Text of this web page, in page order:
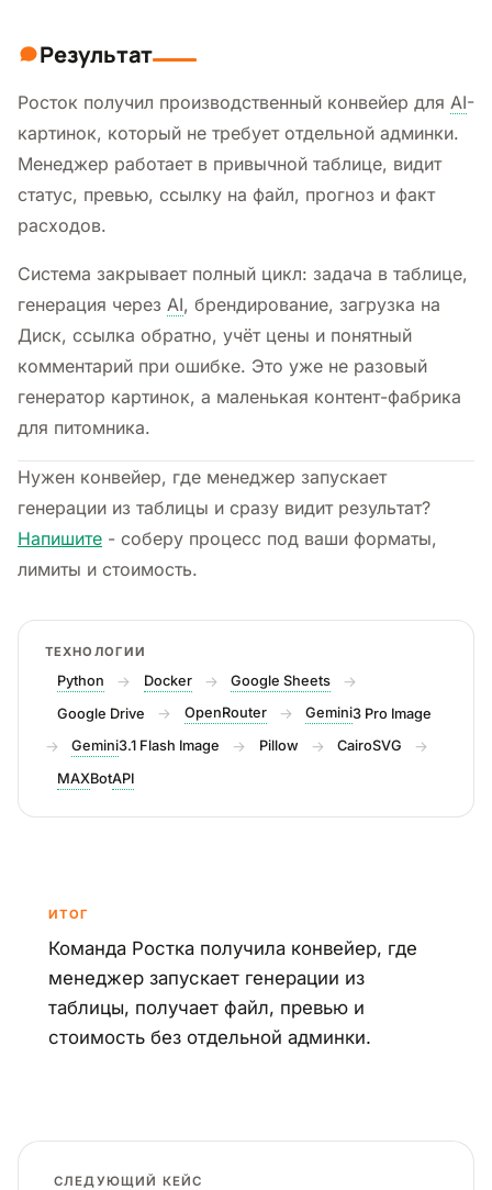
Результат
Росток получил производственный конвейер для AI-
картинок, который не требует отдельной админки.
Менеджер работает в привычной таблице, видит
статус, превью, ссылку на файл, прогноз и факт
расходов.
Система закрывает полный цикл: задача в таблице,
генерация через AI, брендирование, загрузка на
Диск, ссылка обратно, учёт цены и понятный
комментарий при ошибке. Это уже не разовый
генератор картинок, а маленькая контент-фабрика
для питомника.
Нужен конвейер, где менеджер запускает
генерации из таблицы и сразу видит результат?
Напишите - соберу процесс под ваши форматы,
лимиты и стоимость.
ТЕХНОЛОГИИ
Python → Docker → Google Sheets →
Google Drive → OpenRouter → Gemini3 Pro Image
→ Gemini3.1 Flash Image → Pillow → CairoSVG →
MAXBotAPI
ИТОГ
Команда Ростка получила конвейер, где
менеджер запускает генерации из
таблицы, получает файл, превью и
стоимость без отдельной админки.
СЛЕДУЮЩИЙ КЕЙС